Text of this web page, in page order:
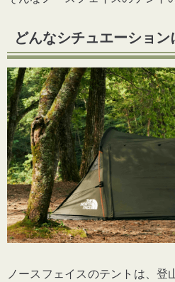
どんなシチュエーショ
ノースフェイスのテントは、